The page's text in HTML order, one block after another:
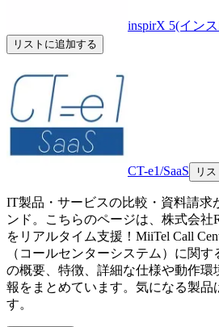
inspirX 5(イン
リストに追加する
CT-e1/SaaS リ
IT製品・サービスの比較・資料請求
ンド。こちらのページは、 株式会社
をリアルタイム支援！MiiTel Call
（ コールセンターシステム ）に関す
の概要、特徴、詳細な仕様や動作環
報をまとめています。気になる製品
す。